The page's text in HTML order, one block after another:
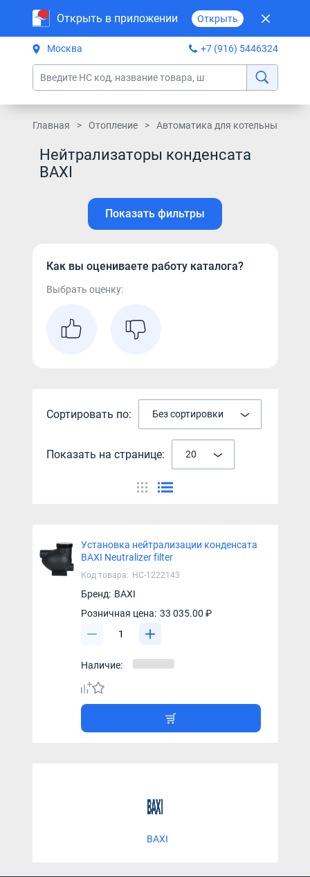
Открыть в приложении Открыть
Москва +7 (916) 5446324
Главная Отопление Автоматика для котельных
Нейтрализаторы конденсата
BAXI
Показать фильтры
Как вы оцениваете работу каталога?
Выбрать оценку:
Сортировать по: Без сортировки
Показать на странице: 20
Установка нейтрализации конденсата
BAXI Neutralizer filter
Код товара: НС-1222143
Бренд: BAXI
Розничная цена: 33 035.00 ₽
Наличие:
BAXI